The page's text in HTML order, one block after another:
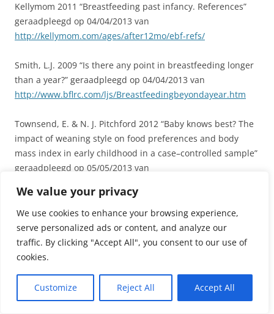
We value your privacy
We use cookies to enhance your browsing experience,
serve personalized ads or content, and analyze our
traffic. By clicking "Accept All", you consent to our use of
cookies.
Customize Reject All Accept All
Kellymom 2011 “Breastfeeding past infancy. References”
geraadpleegd op 04/04/2013 van
http://kellymom.com/ages/after12mo/ebf-refs/
Smith, L.J. 2009 “Is there any point in breastfeeding longer
than a year?” geraadpleegd op 04/04/2013 van
http://www.bflrc.com/ljs/Breastfeedingbeyondayear.htm
Townsend, E. & N. J. Pitchford 2012 “Baby knows best? The
impact of weaning style on food preferences and body
mass index in early childhood in a case–controlled sample”
geraadpleegd op 05/05/2013 van
WHO 2013 “Global Strategy for Infant and Young Child
Feeding” geraadpleegd op 04/04/2013 van
http://www.who.int/nutrition/topics/global_strategy/en/ind
ex.html
Dit bericht werd geplaatst inAfbouwen Borstvoedingstips,kleuter
Maatschappelijke thema's,na het jaar,na zes maanden,peuteren